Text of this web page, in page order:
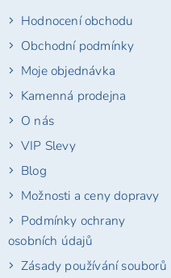
Hodnocení obchodu
Obchodní podmínky
Moje objednávka
Kamenná prodejna
O nás
VIP Slevy
Blog
Možnosti a ceny dopravy
Podmínky ochrany
osobních údajů
Zásady používání souborů